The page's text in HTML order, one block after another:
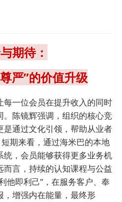
期待：
严”的价值升级
一位会员在提升收入的同时
陈镜辉强调，组织的核心竞
通过文化引领，帮助从业者
期来看，通过海米巴的本地
，会员能够获得更多业务机
言，持续的认知课程与公益
他即利己”，在服务客户、奉
增强内在能量，最终形